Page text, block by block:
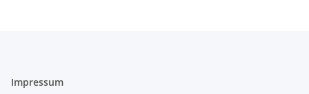
Impressum